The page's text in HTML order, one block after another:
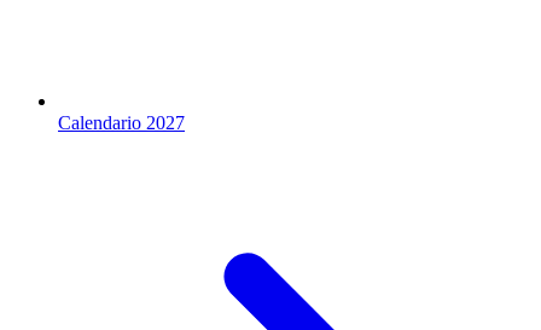
Calendario 2027